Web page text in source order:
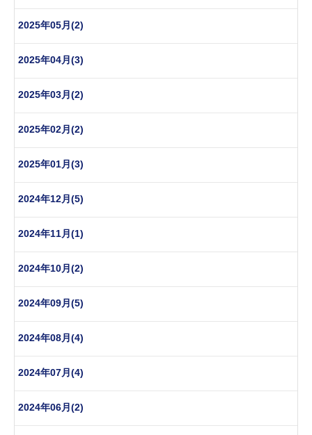
2025年05月(2)
2025年04月(3)
2025年03月(2)
2025年02月(2)
2025年01月(3)
2024年12月(5)
2024年11月(1)
2024年10月(2)
2024年09月(5)
2024年08月(4)
2024年07月(4)
2024年06月(2)